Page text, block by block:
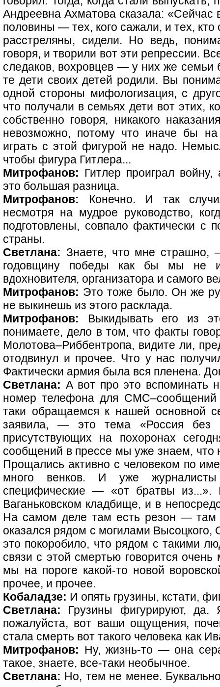
Андреевна Ахматова сказала: «Сейчас
половины — тех, кого сажали, и тех,
расстреляны, сидели. Но ведь,
говоря, и творили вот эти репрессии.
следаков, вохровцев — у них же
те дети своих детей родили. Вы
одной стороны мифологизация, с
что получали в семьях дети вот этих,
собственно говоря, никакого
невозможно, потому что иначе бы
играть с этой фигурой не надо.
чтобы фигура Гитлера...
Митрофанов: Гитлер проиграл
это большая разница.
Митрофанов: Конечно. И так
несмотря на мудрое руководство,
подготовлены, совпало фактически с
страны.
Светлана: Знаете, что мне
годовщину победы как бы мы не
вдохновителя, организатора и самого
Митрофанов: Это тоже было. Он же
не выкинешь из этого расклада.
Митрофанов: Выкидывать его из
понимаете, дело в том, что факты
Молотова–Риббентропа, видите ли,
отодвинул и прочее. Что у нас
Фактически армия была вся пленена.
Светлана: А вот про это вспоминать
номер телефона для
таки обращаемся к нашей основной
заявила, — это тема «Россия без
присутствующих на похоронах
сообщений в прессе мы уже знаем, что
Прощались активно с человеком по
много венков. И уже
специфические — «от братвы из...».
Ваганьковском кладбище, и в
На самом деле там есть резон — там
оказался рядом с могилами
это покоробило, что рядом с такими
связи с этой смертью говорится
мы на пороге какой-то новой
прочее, и прочее.
Кобаладзе: И опять грузины, кстати,
Светлана: Грузины фигурируют,
пожалуйста, вот ваши ощущения,
стала смерть вот такого человека как
Митрофанов: Ну, жизнь-то — она
такое, знаете, все-таки необычное.
Светлана: Но, тем не менее.